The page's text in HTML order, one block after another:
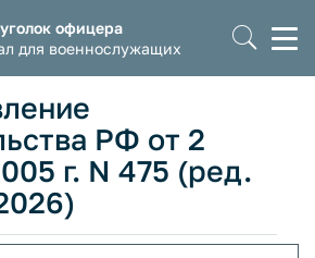
офицера
для военнослужащих
РФ от 2
г. N 475 (ред.